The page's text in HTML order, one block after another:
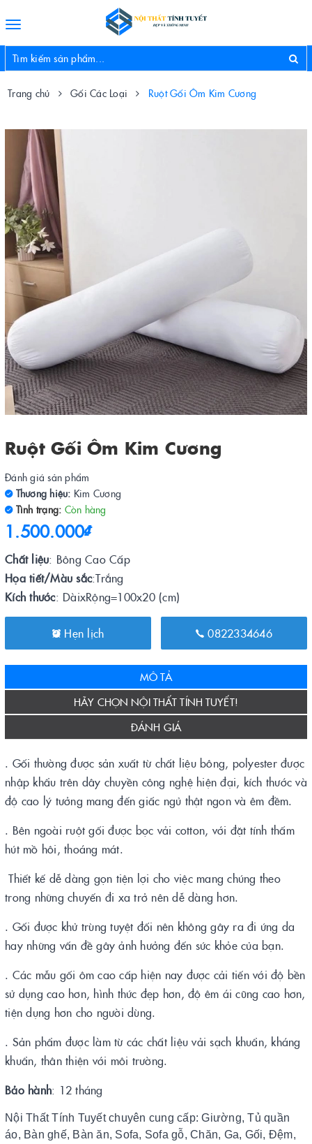
Toggle
Trang chủ Gối Các Loại Ruột Gối Ôm Kim Cương
Ruột Gối Ôm Kim Cương
Đánh giá sản phẩm
Thương hiệu: Kim Cương
Tình trạng: Còn hàng
1.500.000₫
Chất liệu: Bông Cao Cấp
Họa tiết/Màu sắc:Trắng
Kích thước: DàixRộng=100x20 (cm)
Hẹn lịch 0822334646
MÔ TẢ
HÃY CHỌN NỘI THẤT TÍNH TUYẾT!
ĐÁNH GIÁ
. Gối thường được sản xuất từ chất liệu bông, polyester được
nhập khẩu trên dây chuyền công nghệ hiện đại, kích thước và
độ cao lý tưởng mang đến giấc ngủ thật ngon và êm đềm.
. Bên ngoài ruột gối được bọc vải cotton, với đặt tính thấm
hút mồ hôi, thoáng mát.
Thiết kế dễ dàng gọn tiện lợi cho việc mang chúng theo
trong những chuyến đi xa trở nên dễ dàng hơn.
. Gối được khử trùng tuyệt đối nên không gây ra đi ứng da
hay những vấn đề gây ảnh hưởng đến sức khỏe của bạn.
. Các mẫu gối ôm cao cấp hiện nay được cải tiến với độ bền
sử dụng cao hơn, hình thức đẹp hơn, độ êm ái cũng cao hơn,
tiện dụng hơn cho người dùng.
. Sản phẩm được làm từ các chất liệu vải sạch khuẩn, kháng
khuẩn, thân thiện với môi trường.
Bảo hành: 12 tháng
Nội Thất Tính Tuyết chuyên cung cấp: Giường, Tủ quần
áo, Bàn ghế, Bàn ăn, Sofa, Sofa gỗ, Chăn, Ga, Gối, Đệm,